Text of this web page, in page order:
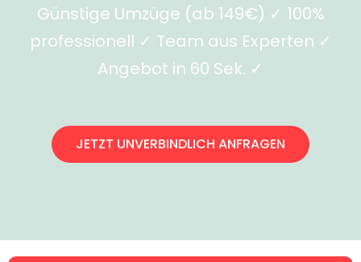
Günstige Umzüge (ab 149€) ✓ 100%
professionell ✓ Team aus Experten ✓
Angebot in 60 Sek. ✓
JETZT UNVERBINDLICH ANFRAGEN